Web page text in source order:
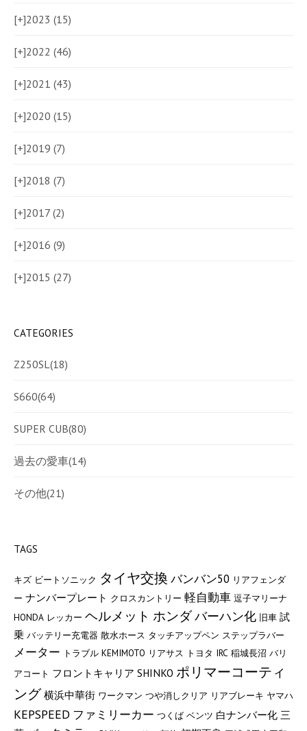
[+]2023 (15)
[+]2022 (46)
[+]2021 (43)
[+]2020 (15)
[+]2019 (7)
[+]2018 (7)
[+]2017 (2)
[+]2016 (9)
[+]2015 (27)
CATEGORIES
Z250SL(18)
S660(64)
SUPER CUB(80)
過去の愛車(14)
その他(21)
TAGS
キズ ビートソニック タイヤ交換 バンバン50 リアフェンダ
ー ナンバープレート クロスカントリー 軽自動車 逗子マリーナ
HONDA レッカー ヘルメット ホンダバーハン化 旧車 試
乗 バッテリー充電器 散水ホース タッチアップペン ステップラバー
メーター トラブル KEMIMOTO リアサス トヨタ IRC 稲城長沼 バリ
アコート フロントキャリア SHINKO ポリマーコーティ
ング 横浜中華街 ワークマン つや消しクリア リアブレーキ ヤマハ
KEPSPEED ファミリーカー つくば ベンツ 白ナンバー化 三